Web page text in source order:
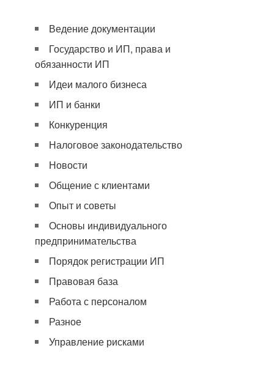
Ведение документации
Государство и ИП, права и
обязанности ИП
Идеи малого бизнеса
ИП и банки
Конкуренция
Налоговое законодательство
Новости
Общение с клиентами
Опыт и советы
Основы индивидуального
предпринимательства
Порядок регистрации ИП
Правовая база
Работа с персоналом
Разное
Управление рисками